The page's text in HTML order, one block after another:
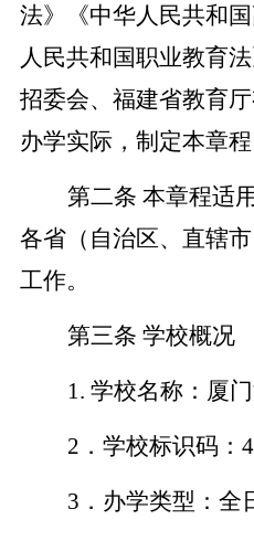
法》《中华人民共和
人民共和国职业教育
招委会、福建省教育
办学实际，制定本章程
第二条 本章程适
各省（自治区、直辖
工作。
第三条 学校概况
1. 学校名称：厦
2 ．学校标识码：
3 ．办学类型：